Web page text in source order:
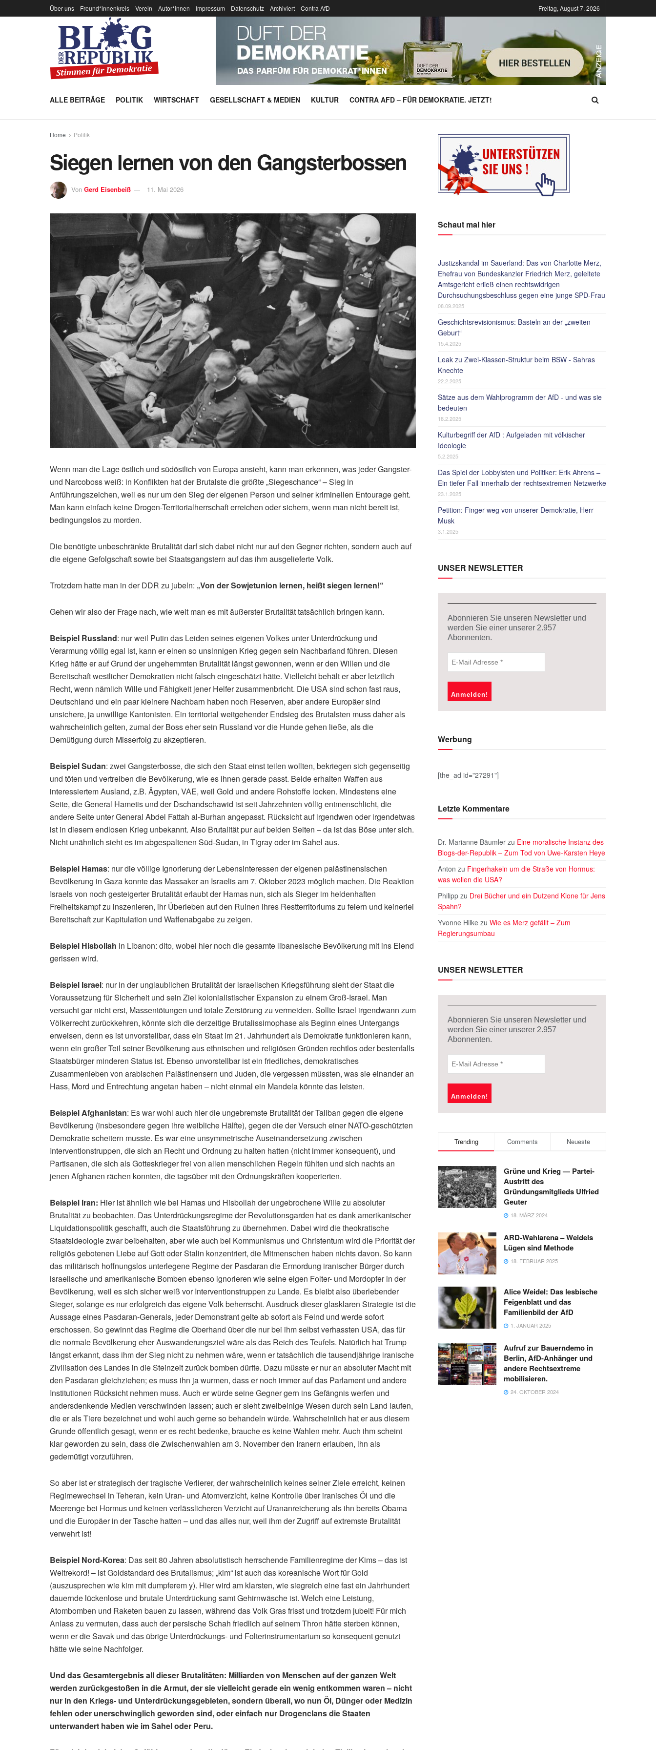
Über uns Freund*innenkreis Verein Autor*innen Impressum Datenschutz Archiviert Contra AfD Freitag, August 7, 2026
ALLE BEITRÄGE POLITIK WIRTSCHAFT GESELLSCHAFT & MEDIEN KULTUR CONTRA AFD – FÜR DEMOKRATIE. JETZT!
Home Politik
Siegen lernen von den Gangsterbossen
Von Gerd Eisenbeiß 11. Mai 2026
Wenn man die Lage östlich und südöstlich von Europa ansieht, kann man erkennen, was jeder Gangster-
und Narcoboss weiß: in Konflikten hat der Brutalste die größte „Siegeschance“ – Sieg in
Anführungszeichen, weil es nur um den Sieg der eigenen Person und seiner kriminellen Entourage geht.
Man kann einfach keine Drogen-Territorialherrschaft erreichen oder sichern, wenn man nicht bereit ist,
bedingungslos zu morden.
Die benötigte unbeschränkte Brutalität darf sich dabei nicht nur auf den Gegner richten, sondern auch auf
die eigene Gefolgschaft sowie bei Staatsgangstern auf das ihm ausgelieferte Volk.
Trotzdem hatte man in der DDR zu jubeln: „Von der Sowjetunion lernen, heißt siegen lernen!“
Gehen wir also der Frage nach, wie weit man es mit äußerster Brutalität tatsächlich bringen kann.
Beispiel Russland: nur weil Putin das Leiden seines eigenen Volkes unter Unterdrückung und
Verarmung völlig egal ist, kann er einen so unsinnigen Krieg gegen sein Nachbarland führen. Diesen
Krieg hätte er auf Grund der ungehemmten Brutalität längst gewonnen, wenn er den Willen und die
Bereitschaft westlicher Demokratien nicht falsch eingeschätzt hätte. Vielleicht behält er aber letztlich
Recht, wenn nämlich Wille und Fähigkeit jener Helfer zusammenbricht. Die USA sind schon fast raus,
Deutschland und ein paar kleinere Nachbarn haben noch Reserven, aber andere Europäer sind
unsichere, ja unwillige Kantonisten. Ein territorial weitgehender Endsieg des Brutalsten muss daher als
wahrscheinlich gelten, zumal der Boss eher sein Russland vor die Hunde gehen ließe, als die
Demütigung durch Misserfolg zu akzeptieren.
Beispiel Sudan: zwei Gangsterbosse, die sich den Staat einst teilen wollten, bekriegen sich gegenseitig
und töten und vertreiben die Bevölkerung, wie es ihnen gerade passt. Beide erhalten Waffen aus
interessiertem Ausland, z.B. Ägypten, VAE, weil Gold und andere Rohstoffe locken. Mindestens eine
Seite, die General Hametis und der Dschandschawid ist seit Jahrzehnten völlig entmenschlicht, die
andere Seite unter General Abdel Fattah al-Burhan angepasst. Rücksicht auf irgendwen oder irgendetwas
ist in diesem endlosen Krieg unbekannt. Also Brutalität pur auf beiden Seiten – da ist das Böse unter sich.
Nicht unähnlich sieht es im abgespaltenen Süd-Sudan, in Tigray oder im Sahel aus.
Beispiel Hamas: nur die völlige Ignorierung der Lebensinteressen der eigenen palästinensischen
Bevölkerung in Gaza konnte das Massaker an Israelis am 7. Oktober 2023 möglich machen. Die Reaktion
Israels von noch gesteigerter Brutalität erlaubt der Hamas nun, sich als Sieger im heldenhaften
Freiheitskampf zu inszenieren, ihr Überleben auf den Ruinen ihres Restterritoriums zu feiern und keinerlei
Bereitschaft zur Kapitulation und Waffenabgabe zu zeigen.
Beispiel Hisbollah in Libanon: dito, wobei hier noch die gesamte libanesische Bevölkerung mit ins Elend
gerissen wird.
Beispiel Israel: nur in der unglaublichen Brutalität der israelischen Kriegsführung sieht der Staat die
Voraussetzung für Sicherheit und sein Ziel kolonialistischer Expansion zu einem Groß-Israel. Man
versucht gar nicht erst, Massentötungen und totale Zerstörung zu vermeiden. Sollte Israel irgendwann zum
Völkerrecht zurückkehren, könnte sich die derzeitige Brutalissimophase als Beginn eines Untergangs
erweisen, denn es ist unvorstellbar, dass ein Staat im 21. Jahrhundert als Demokratie funktionieren kann,
wenn ein großer Teil seiner Bevölkerung aus ethnischen und religiösen Gründen rechtlos oder bestenfalls
Staatsbürger minderen Status ist. Ebenso unvorstellbar ist ein friedliches, demokratisches
Zusammenleben von arabischen Palästinensern und Juden, die vergessen müssten, was sie einander an
Hass, Mord und Entrechtung angetan haben – nicht einmal ein Mandela könnte das leisten.
Beispiel Afghanistan: Es war wohl auch hier die ungebremste Brutalität der Taliban gegen die eigene
Bevölkerung (insbesondere gegen ihre weibliche Hälfte), gegen die der Versuch einer NATO-geschützten
Demokratie scheitern musste. Es war eine unsymmetrische Auseinandersetzung zwischen
Interventionstruppen, die sich an Recht und Ordnung zu halten hatten (nicht immer konsequent), und
Partisanen, die sich als Gotteskrieger frei von allen menschlichen Regeln fühlten und sich nachts an
jenen Afghanen rächen konnten, die tagsüber mit den Ordnungskräften kooperierten.
Beispiel Iran: Hier ist ähnlich wie bei Hamas und Hisbollah der ungebrochene Wille zu absoluter
Brutalität zu beobachten. Das Unterdrückungsregime der Revolutionsgarden hat es dank amerikanischer
Liquidationspolitik geschafft, auch die Staatsführung zu übernehmen. Dabei wird die theokratische
Staatsideologie zwar beibehalten, aber wie auch bei Kommunismus und Christentum wird die Priorität der
religiös gebotenen Liebe auf Gott oder Stalin konzentriert, die Mitmenschen haben nichts davon. So kann
das militärisch hoffnungslos unterlegene Regime der Pasdaran die Ermordung iranischer Bürger durch
israelische und amerikanische Bomben ebenso ignorieren wie seine eigen Folter- und Mordopfer in der
Bevölkerung, weil es sich sicher weiß vor Interventionstruppen zu Lande. Es bleibt also überlebender
Sieger, solange es nur erfolgreich das eigene Volk beherrscht. Ausdruck dieser glasklaren Strategie ist die
Aussage eines Pasdaran-Generals, jeder Demonstrant gelte ab sofort als Feind und werde sofort
erschossen. So gewinnt das Regime die Oberhand über die nur bei ihm selbst verhassten USA, das für
die normale Bevölkerung eher Auswanderungsziel wäre als das Reich des Teufels. Natürlich hat Trump
längst erkannt, dass ihm der Sieg nicht zu nehmen wäre, wenn er tatsächlich die tausendjährige iranische
Zivilisation des Landes in die Steinzeit zurück bomben dürfte. Dazu müsste er nur an absoluter Macht mit
den Pasdaran gleichziehen; es muss ihn ja wurmen, dass er noch immer auf das Parlament und andere
Institutionen Rücksicht nehmen muss. Auch er würde seine Gegner gern ins Gefängnis werfen und
andersdenkende Medien verschwinden lassen; auch er sieht zweibeinige Wesen durch sein Land laufen,
die er als Tiere bezeichnet und wohl auch gerne so behandeln würde. Wahrscheinlich hat er aus diesem
Grunde öffentlich gesagt, wenn er es recht bedenke, brauche es keine Wahlen mehr. Auch ihm scheint
klar geworden zu sein, dass die Zwischenwahlen am 3. November den Iranern erlauben, ihn als
gedemütigt vorzuführen.
So aber ist er strategisch der tragische Verlierer, der wahrscheinlich keines seiner Ziele erreicht, keinen
Regimewechsel in Teheran, kein Uran- und Atomverzicht, keine Kontrolle über iranisches Öl und die
Meerenge bei Hormus und keinen verlässlicheren Verzicht auf Urananreicherung als ihn bereits Obama
und die Europäer in der Tasche hatten – und das alles nur, weil ihm der Zugriff auf extremste Brutalität
verwehrt ist!
Beispiel Nord-Korea: Das seit 80 Jahren absolutistisch herrschende Familienregime der Kims – das ist
Weltrekord! – ist Goldstandard des Brutalismus; „kim“ ist auch das koreanische Wort für Gold
(auszusprechen wie kim mit dumpferem y). Hier wird am klarsten, wie siegreich eine fast ein Jahrhundert
dauernde lückenlose und brutale Unterdrückung samt Gehirnwäsche ist. Welch eine Leistung,
Atombomben und Raketen bauen zu lassen, während das Volk Gras frisst und trotzdem jubelt! Für mich
Anlass zu vermuten, dass auch der persische Schah friedlich auf seinem Thron hätte sterben können,
wenn er die Savak und das übrige Unterdrückungs- und Folterinstrumentarium so konsequent genutzt
hätte wie seine Nachfolger.
Und das Gesamtergebnis all dieser Brutalitäten: Milliarden von Menschen auf der ganzen Welt
werden zurückgestoßen in die Armut, der sie vielleicht gerade ein wenig entkommen waren – nicht
nur in den Kriegs- und Unterdrückungsgebieten, sondern überall, wo nun Öl, Dünger oder Medizin
fehlen oder unerschwinglich geworden sind, oder einfach nur Drogenclans die Staaten
unterwandert haben wie im Sahel oder Peru.
Schaut mal hier
Justizskandal im Sauerland: Das von Charlotte Merz,
Ehefrau von Bundeskanzler Friedrich Merz, geleitete
Amtsgericht erließ einen rechtswidrigen
Durchsuchungsbeschluss gegen eine junge SPD-Frau
08.09.2025
Geschichtsrevisionismus: Basteln an der „zweiten
Geburt“
15.4.2025
Leak zu Zwei-Klassen-Struktur beim BSW - Sahras
Knechte
22.2.2025
Sätze aus dem Wahlprogramm der AfD - und was sie
bedeuten
18.2.2025
Kulturbegriff der AfD : Aufgeladen mit völkischer
Ideologie
5.2.2025
Das Spiel der Lobbyisten und Politiker: Erik Ahrens –
Ein tiefer Fall innerhalb der rechtsextremen Netzwerke
23.1.2025
Petition: Finger weg von unserer Demokratie, Herr
Musk
3.1.2025
UNSER NEWSLETTER
Abonnieren Sie unseren Newsletter und
werden Sie einer unserer 2.957
Abonnenten.
Werbung
[the_ad id="27291"]
Letzte Kommentare
Dr. Marianne Bäumler zu Eine moralische Instanz des
Blogs-der-Republik – Zum Tod von Uwe-Karsten Heye
Anton zu Fingerhakeln um die Straße von Hormus:
was wollen die USA?
Philipp zu Drei Bücher und ein Dutzend Klone für Jens
Spahn?
Yvonne Hilke zu Wie es Merz gefällt – Zum
Regierungsumbau
UNSER NEWSLETTER
Abonnieren Sie unseren Newsletter und
werden Sie einer unserer 2.957
Abonnenten.
Trending Comments Neueste
Grüne und Krieg — Partei-
Austritt des
Gründungsmitglieds Ulfried
Geuter
18. MÄRZ 2024
ARD-Wahlarena – Weidels
Lügen sind Methode
18. FEBRUAR 2025
Alice Weidel: Das lesbische
Feigenblatt und das
Familienbild der AfD
1. JANUAR 2025
Aufruf zur Bauerndemo in
Berlin, AfD-Anhänger und
andere Rechtsextreme
mobilisieren.
24. OKTOBER 2024